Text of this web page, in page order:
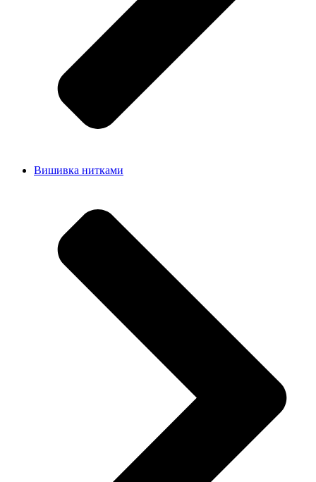
Вишивка нитками